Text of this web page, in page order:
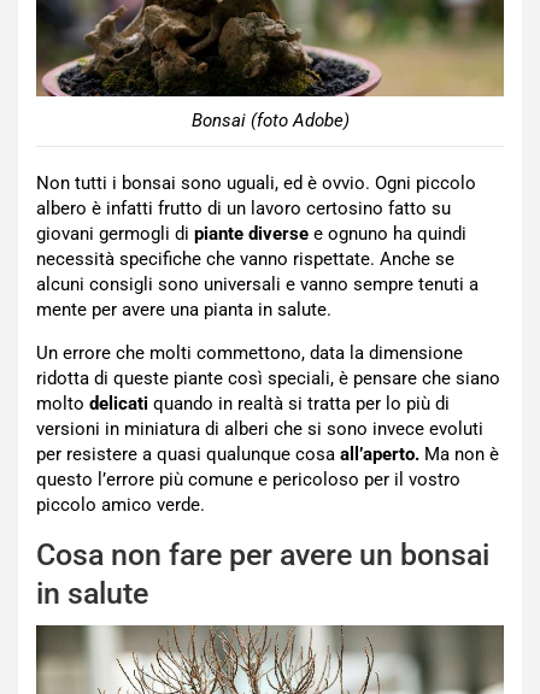
Bonsai (foto Adobe)
Non tutti i bonsai sono uguali, ed è ovvio. Ogni piccolo
albero è infatti frutto di un lavoro certosino fatto su
giovani germogli di piante diverse e ognuno ha quindi
necessità specifiche che vanno rispettate. Anche se
alcuni consigli sono universali e vanno sempre tenuti a
mente per avere una pianta in salute.
Un errore che molti commettono, data la dimensione
ridotta di queste piante così speciali, è pensare che siano
molto delicati quando in realtà si tratta per lo più di
versioni in miniatura di alberi che si sono invece evoluti
per resistere a quasi qualunque cosa all’aperto. Ma non è
questo l’errore più comune e pericoloso per il vostro
piccolo amico verde.
Cosa non fare per avere un bonsai
in salute